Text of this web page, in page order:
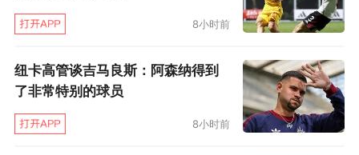
不要问为什么？因为这些年小吉姆·巴斯昏招
洛尔·邓来了，年薪1800万美元排名湖人第一。或
许沃顿也在怀疑，这个洛尔·邓是不是小吉姆·巴斯
或者总经理库普切克的亲戚还是什么的。反正他
8小时前
纽卡高管谈吉马良斯：阿森纳得到
了非常特别的球员
8小时前